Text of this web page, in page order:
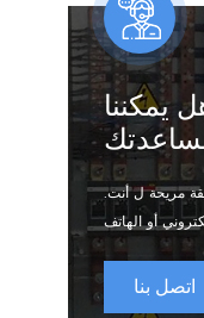
يمكننا
مريحة ل أنت.
اتصل بنا